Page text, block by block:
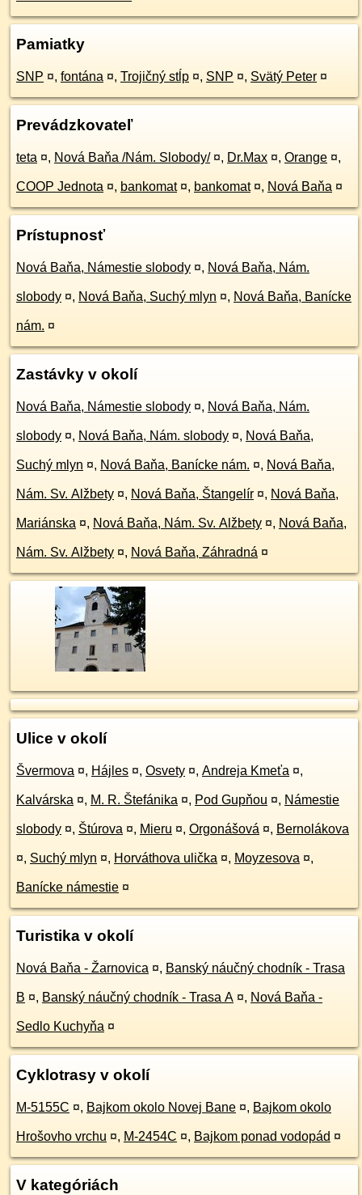
Pamiatky
SNP ¤, fontána ¤, Trojičný stĺp ¤, SNP ¤, Svätý Peter ¤
Prevádzkovateľ
teta ¤, Nová Baňa /Nám. Slobody/ ¤, Dr.Max ¤, Orange ¤,
COOP Jednota ¤, bankomat ¤, bankomat ¤, Nová Baňa ¤
Prístupnosť
Nová Baňa, Námestie slobody ¤, Nová Baňa, Nám.
slobody ¤, Nová Baňa, Suchý mlyn ¤, Nová Baňa, Banícke
nám. ¤
Zastávky v okolí
Nová Baňa, Námestie slobody ¤, Nová Baňa, Nám.
slobody ¤, Nová Baňa, Nám. slobody ¤, Nová Baňa,
Suchý mlyn ¤, Nová Baňa, Banícke nám. ¤, Nová Baňa,
Nám. Sv. Alžbety ¤, Nová Baňa, Štangelír ¤, Nová Baňa,
Mariánska ¤, Nová Baňa, Nám. Sv. Alžbety ¤, Nová Baňa,
Nám. Sv. Alžbety ¤, Nová Baňa, Záhradná ¤
Ulice v okolí
Švermova ¤, Hájles ¤, Osvety ¤, Andreja Kmeťa ¤,
Kalvárska ¤, M. R. Štefánika ¤, Pod Gupňou ¤, Námestie
slobody ¤, Štúrova ¤, Mieru ¤, Orgonášová ¤, Bernolákova
¤, Suchý mlyn ¤, Horváthova ulička ¤, Moyzesova ¤,
Banícke námestie ¤
Turistika v okolí
Nová Baňa - Žarnovica ¤, Banský náučný chodník - Trasa
B ¤, Banský náučný chodník - Trasa A ¤, Nová Baňa -
Sedlo Kuchyňa ¤
Cyklotrasy v okolí
M-5155C ¤, Bajkom okolo Novej Bane ¤, Bajkom okolo
Hrošovho vrchu ¤, M-2454C ¤, Bajkom ponad vodopád ¤
V kategóriách